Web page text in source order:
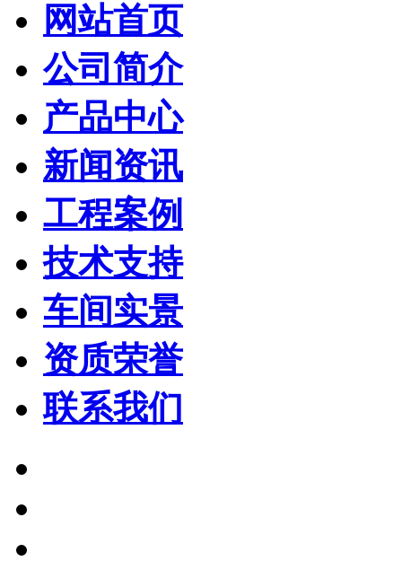
网站首页
公司简介
产品中心
新闻资讯
工程案例
技术支持
车间实景
资质荣誉
联系我们